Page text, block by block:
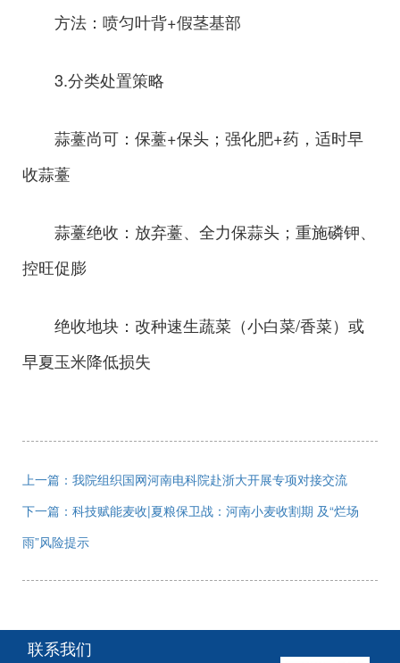
方法：喷匀叶背+假茎基部
3.分类处置策略
蒜薹尚可：保薹+保头；强化肥+药，适时早
收蒜薹
蒜薹绝收：放弃薹、全力保蒜头；重施磷钾、
控旺促膨
绝收地块：改种速生蔬菜（小白菜/香菜）或
早夏玉米降低损失
上一篇：我院组织国网河南电科院赴浙大开展专项对接交流
下一篇：科技赋能麦收|夏粮保卫战：河南小麦收割期 及“烂场
雨”风险提示
联系我们